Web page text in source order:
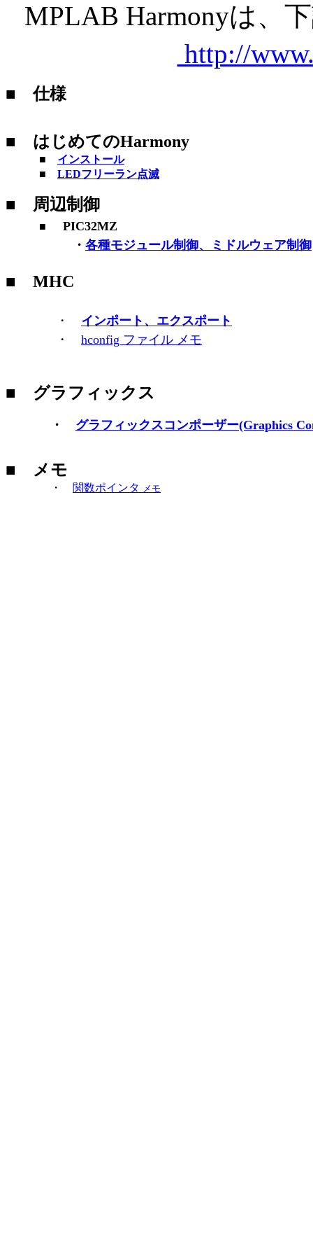
MPLAB Harmonyは、
http://
■ 仕様
■ はじめてのHarmony
■ インストール
■ LEDフリーラン点滅
■ 周辺制御
■
PIC32MZ
・ 各種モジュール制御、ミドルウェア制御
■ MHC
・ インポート、エクスポート
・ hconfig ファイル メモ
■ グラフィックス
・ グラフィックスコンポーザー(Graphics
■ メモ
・ 関数ポインタ メモ